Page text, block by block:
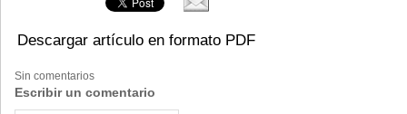
Descargar artículo en formato PDF
Sin comentarios
Escribir un comentario